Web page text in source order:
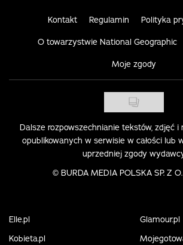
Kontakt Regulamin Polityka
O towarzystwie National Geographic
Moje zgody
Dalsze rozpowszechnianie tekstów, zdjęć i
opublikowanych w serwisie w całości lub
uprzedniej zgody
© BURDA MEDIA POLSKA SP. Z
Elle.pl
Glamour.pl
Kobieta.pl